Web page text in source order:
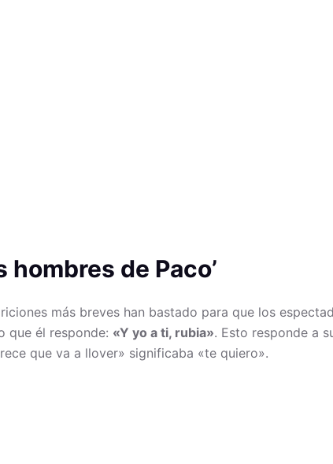
hombres de Paco’
más breves han bastado para que los
que él responde: «Y yo a ti, rubia». Esto responde a
que va a llover» significaba «te quiero».